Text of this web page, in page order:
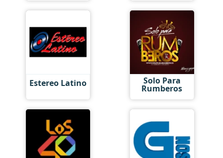
Estereo Latino Solo Para
Rumberos